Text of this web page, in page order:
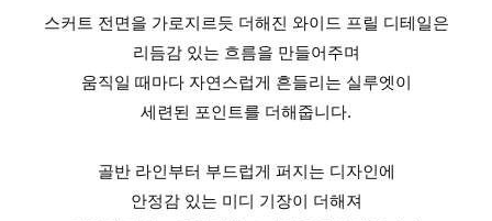
스커트 전면을 가로지르듯 더해진 와이드 프릴 디테일은
리듬감 있는 흐름을 만들어주며
움직일 때마다 자연스럽게 흔들리는 실루엣이
세련된 포인트를 더해줍니다.
골반 라인부터 부드럽게 퍼지는 디자인에
안정감 있는 미디 기장이 더해져